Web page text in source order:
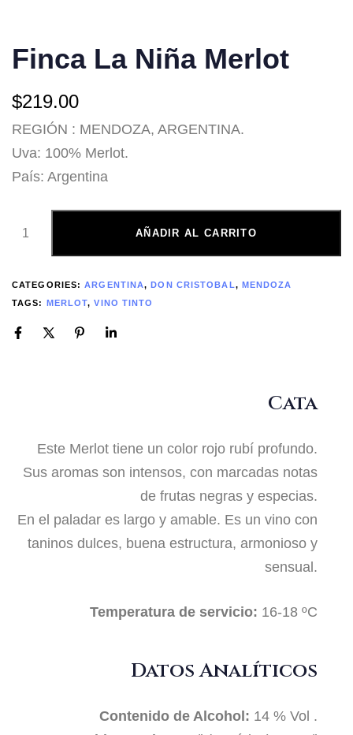
Finca La Niña Merlot
$219.00
REGIÓN : MENDOZA, ARGENTINA.
Uva: 100% Merlot.
País: Argentina
AÑADIR AL CARRITO
CATEGORIES:ARGENTINA,DON CRISTOBAL, MENDOZA
TAGS:
MERLOT,VINO TINTO
Cata
Este Merlot tiene un color rojo rubí profundo.
Sus aromas son intensos, con marcadas notas
de frutas negras y especias.
En el paladar es largo y amable. Es un vino con
taninos dulces, buena estructura, armonioso y
sensual.
Temperatura de servicio: 16-18 ºC
Datos Analíticos
Contenido de Alcohol: 14 % Vol .